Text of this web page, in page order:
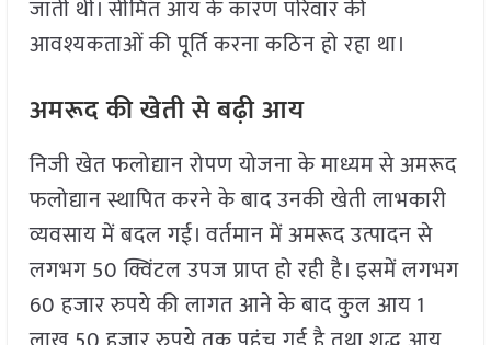
जाती थी। सीमित आय के कारण परिवार की
आवश्यकताओं की पूर्ति करना कठिन हो रहा था।
अमरूद की खेती से बढ़ी आय
निजी खेत फलोद्यान रोपण योजना के माध्यम से अमरूद
फलोद्यान स्थापित करने के बाद उनकी खेती लाभकारी
व्यवसाय में बदल गई। वर्तमान में अमरूद उत्पादन से
लगभग 50 क्विंटल उपज प्राप्त हो रही है। इसमें लगभग
60 हजार रुपये की लागत आने के बाद कुल आय 1